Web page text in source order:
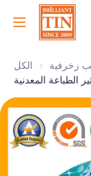
الكل زخرفية
الرئيسية
الشركة
المنتجات